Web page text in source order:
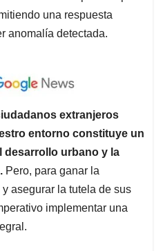
una respuesta
anomalía detectada.
extranjeros
entorno constituye un
desarrollo urbano y la
Pero, para ganar la
asegurar la tutela de sus
implementar una